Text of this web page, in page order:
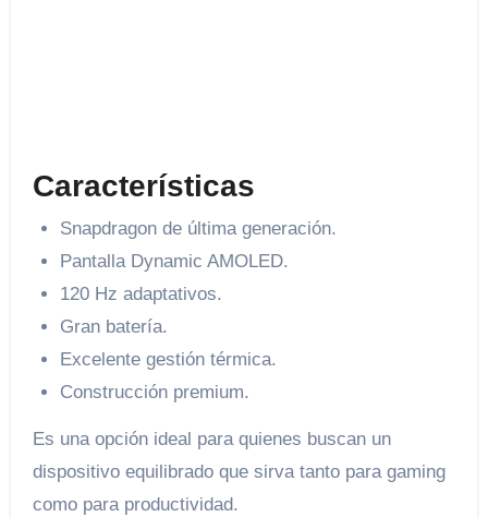
Características
Snapdragon de última generación.
Pantalla Dynamic AMOLED.
120 Hz adaptativos.
Gran batería.
Excelente gestión térmica.
Construcción premium.
Es una opción ideal para quienes buscan un
dispositivo equilibrado que sirva tanto para gaming
como para productividad.